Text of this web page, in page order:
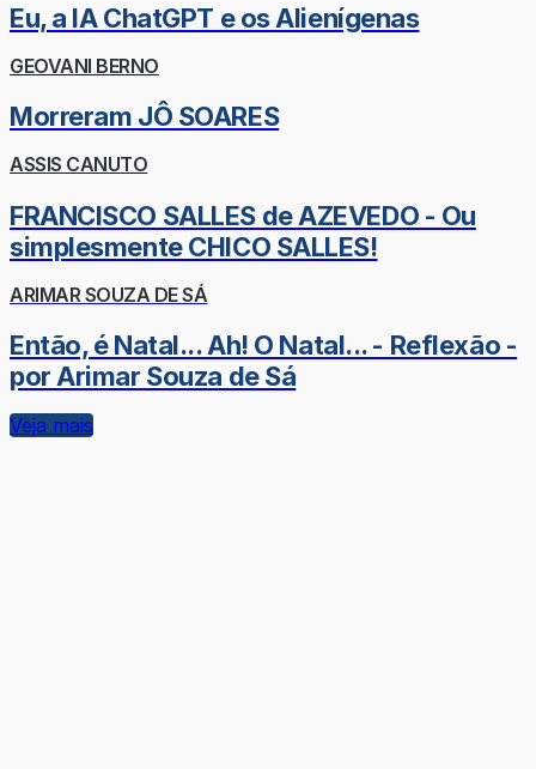
Eu, a IA ChatGPT e os Alienígenas
GEOVANI BERNO
Morreram JÔ SOARES
ASSIS CANUTO
FRANCISCO SALLES de AZEVEDO - Ou
simplesmente CHICO SALLES!
ARIMAR SOUZA DE SÁ
Então, é Natal... Ah! O Natal... - Reflexão -
por Arimar Souza de Sá
Veja mais